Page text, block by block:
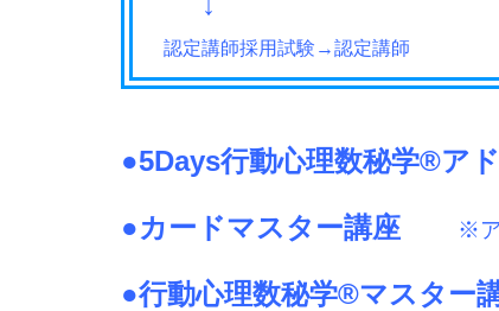
認定講師採用試験 →認定講師
●5Days行動心理数秘学®ア
●カードマスター講座 ※
●行動心理数秘学®マスタ